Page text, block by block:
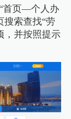
首页—个人办
索查找“劳
，并按照提示